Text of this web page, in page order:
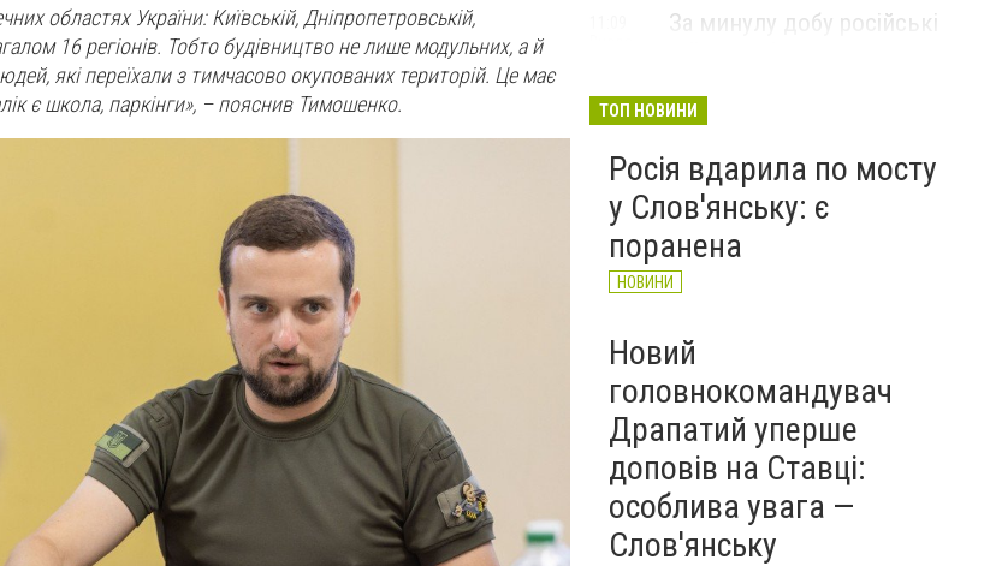
областях України: Київській, Дніпропетровській,
16 регіонів. Тобто будівництво не лише модульних, а й
які переїхали з тимчасово окупованих територій. Це має
є школа, паркінги», – пояснив Тимошенко.
За минулу добу російські
великої війни: 6 серпня
ТОП НОВИНИ
Росія вдарила по мосту
у Слов'янську: є
поранена
НОВИНИ
Новий
головнокомандувач
Драпатий уперше
доповів на Ставці:
особлива увага —
Слов'янську